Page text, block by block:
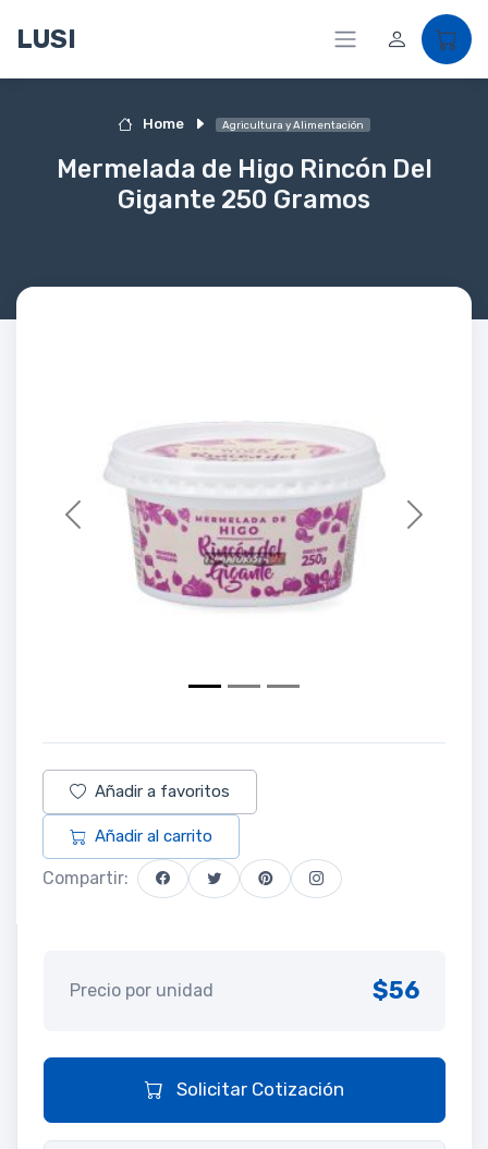
LUSI
Home Agricultura y Alimentación
Mermelada de Higo Rincón Del
Gigante 250 Gramos
Previous Next
Añadir a favoritos
Añadir al carrito
Compartir:
Precio por unidad $56
Solicitar Cotización